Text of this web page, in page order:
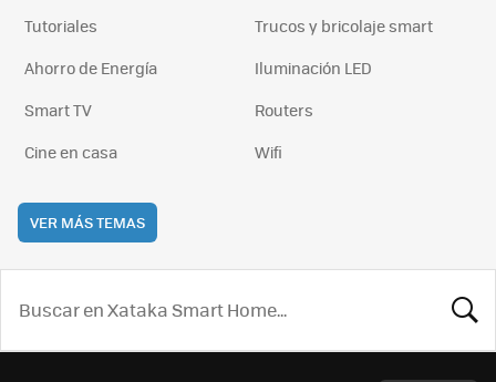
Tutoriales
Trucos y bricolaje smart
Ahorro de Energía
Iluminación LED
Smart TV
Routers
Cine en casa
Wifi
VER MÁS TEMAS